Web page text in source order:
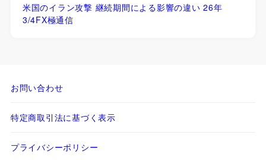
米国のイラン攻撃 継続期間による影響の違い 26年
3/4FX極通信
お問い合わせ
特定商取引法に基づく表示
プライバシーポリシー